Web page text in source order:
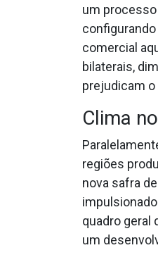
um
comercial
bilaterais,
prejudicam
Clima
regiões
nova safra
quadro geral
um